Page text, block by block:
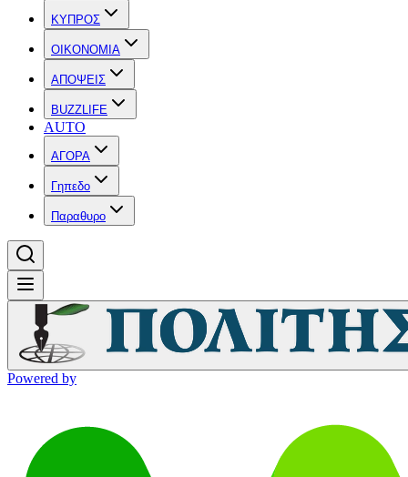
ΚΥΠΡΟΣ
OIKONOMIA
ΑΠΟΨΕΙΣ
BUZZLIFE
AUTO
ΑΓΟΡΑ
Γηπεδο
Παραθυρο
Powered by